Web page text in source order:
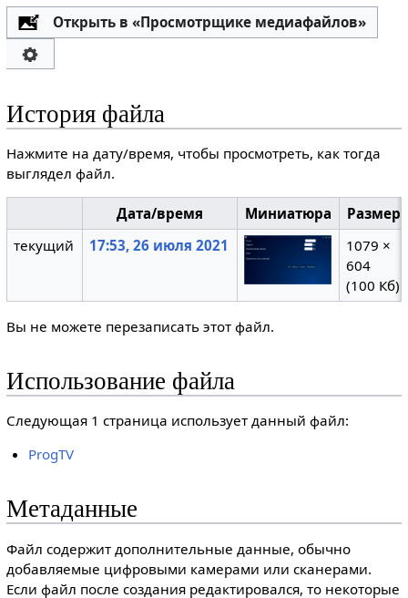
Открыть в «Просмотрщике медиафайлов»
История файла
Нажмите на дату/время, чтобы просмотреть, как тогда
выглядел файл.
Дата/время Миниатюра
текущий
17:53, 26 июля 2021
1079 ×
604
(100 Кб)
Вы не можете перезаписать этот файл.
Использование файла
Следующая 1 страница использует данный файл:
ProgTV
Метаданные
Файл содержит дополнительные данные, обычно
добавляемые цифровыми камерами или сканерами.
Если файл после создания редактировался, то некоторые